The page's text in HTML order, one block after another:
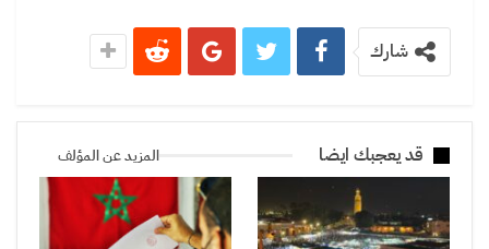
شارك
قد يعجبك ايضا المزيد عن المؤلف